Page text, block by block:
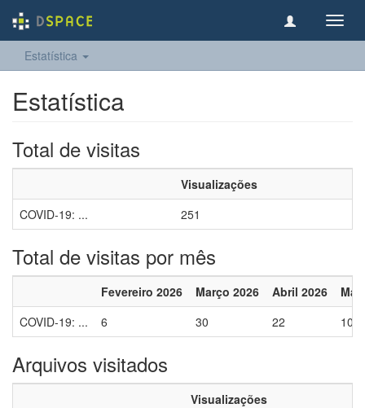
Estatística
Estatística
Total de visitas
Visualizações
COVID-19: ...
251
Total de visitas por mês
Fevereiro 2026 Março 2026 Abril 2026
COVID-19: ...
6 30 22 10
Arquivos visitados
Visualizações